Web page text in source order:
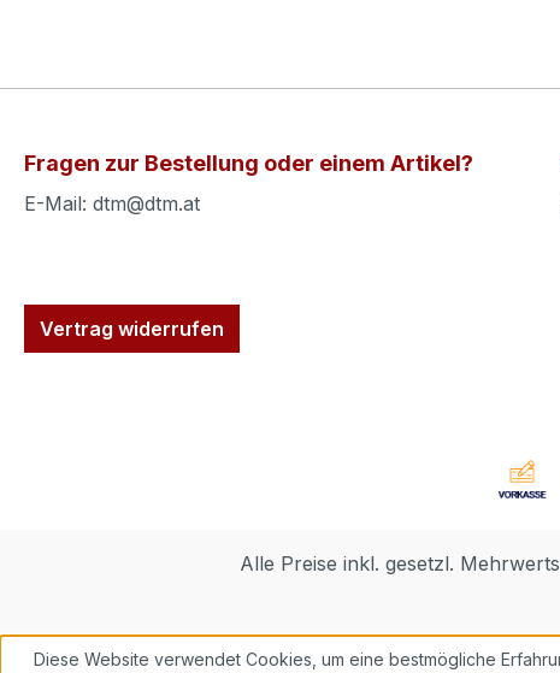
Fragen zur Bestellung oder einem Artikel?
E-Mail: dtm@dtm.at
Vertrag widerrufen
Alle Preise inkl. gesetzl.
Diese Website verwendet Cookies, um eine bestmögliche